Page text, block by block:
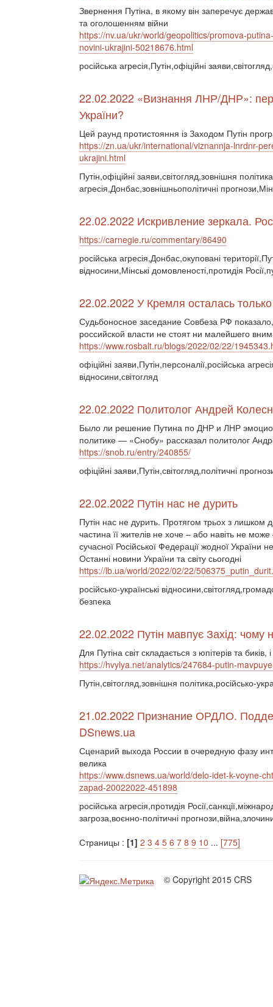
Звернення Путіна, в якому він заперечує
та оголошенням війни
https://nv.ua/ukr/world/geopolitics/promova-
novini-ukrajini-50218676.html
російська агресія,Путін,офіційні
22.02.2022 «Визнання ЛНР/ДНР»:
України?
Цей раунд протистояння із Заходом Путін
https://zn.ua/ukr/international/viznannja-lnrdnr-
ukrajini.html
Путін,офіційні заяви,світогляд,зовнішня
агресія,Донбас,зовнішньополітичні
22.02.2022 Искривление зеркала.
https://carnegie.ru/commentary/86490
російська агресія,Донбас,окуповані
відносини,Мінські домовленості,протидія
22.02.2022 У Кремля осталась
Судьбоносное заседание Совбеза РФ
российской власти не стоят ни малейшего
https://www.rosbalt.ru/blogs/2022/02/22/
офіційні заяви,Путін,персоналії,російська
відносини,світогляд
22.02.2022 Политолог Андрей
Было ли решение Путина по ДНР и ЛНР
политике — «Снобу» рассказал политолог
https://snob.ru/entry/240855/
офіційні заяви,Путін,світогляд,політичні
22.02.2022 Путін нас не дурить
Путін нас не дурить. Протягом трьох з лишком
частина її жителів не хоче – або навіть не
сучасної Російської Федерації жодної України
Останні новини України та світу сьогодні
https://lb.ua/world/2022/02/22/
російсько-українські
безпека
22.02.2022 Путін мавпує Захід: чому
Для Путіна світ складається з юпітерів та
https://hvylya.net/analytics/247684-putin-
Путін,світогляд,зовнішня політика,російсько-
21.02.2022 Признание ОРДЛО.
DSnews.ua
Сценарий выхода России в очередную фазу
велика
https://www.dsnews.ua/world/delo-idet-k-voyne-
zapad-20022022-451898
російська агресія,протидія
загроза,воєнно-політичні
Страницы : [1] 2 3 4 5 6 7 8 9 10 ... [775]
© Copyright 2015 CRS